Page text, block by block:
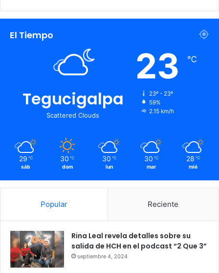
El Tiempo
Tegucigalpa
Scattered Clouds
23 ℃
23º - 23º
59%
2.15 km/h
29 ℃
sáb
30 ℃
dom
30 ℃
lun
30 ℃
mar
28 ℃
mié
Popular Reciente
Rina Leal revela detalles sobre su
salida de HCH en el podcast “2 Que 3”
septiembre 4, 2024